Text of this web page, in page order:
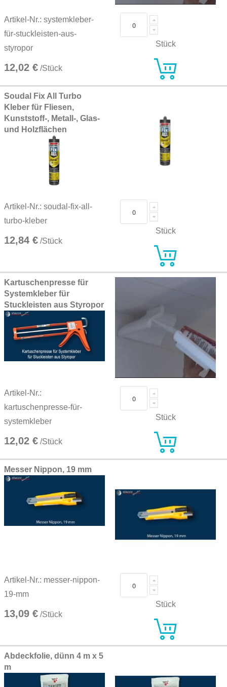
Artikel-Nr.: systemkleber-
für-stuckleisten-aus-
styropor
12,02 € /Stück
Stück
Soudal Fix All Turbo
Kleber für Fliesen,
Kunststoff-, Metall-, Glas-
und Holzflächen
Artikel-Nr.: soudal-fix-all-
turbo-kleber
12,84 € /Stück
Stück
Kartuschenpresse für
Systemkleber für
Stuckleisten aus Styropor
Artikel-Nr.:
kartuschenpresse-für-
systemkleber
12,02 € /Stück
Stück
Messer Nippon, 19 mm
Artikel-Nr.: messer-nippon-
19-mm
13,09 € /Stück
Stück
Abdeckfolie, dünn 4 m x 5
m